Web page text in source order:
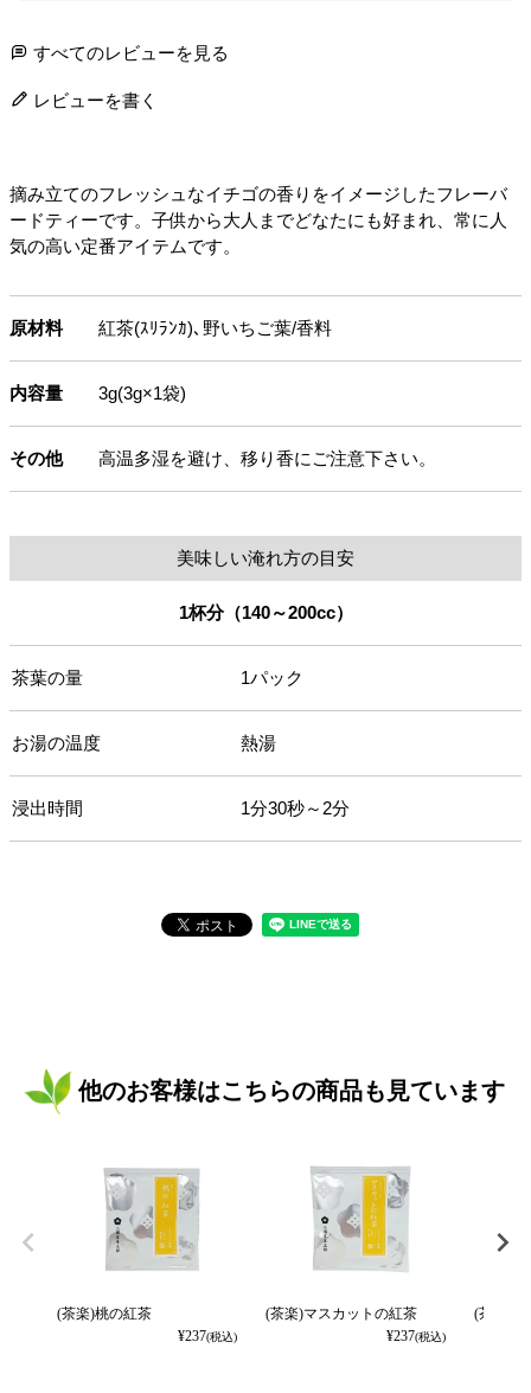
すべてのレビューを見る
レビューを書く
摘み立てのフレッシュなイチゴの香りをイメージしたフレーバ
ードティーです。子供から大人までどなたにも好まれ、常に人
気の高い定番アイテムです。
原材料 紅茶(ｽﾘﾗﾝｶ)､野いちご葉/香料
内容量 3g(3g×1袋)
その他 高温多湿を避け、移り香にご注意下さい。
美味しい淹れ方の目安
1杯分（140～200cc）
茶葉の量 1パック
お湯の温度 熱湯
浸出時間 1分30秒～2分
他のお客様はこちらの商品も見ています
(茶楽)桃の紅茶
¥237(税込)
(茶楽)マスカットの紅茶
¥237(税込)
(茶楽)桃